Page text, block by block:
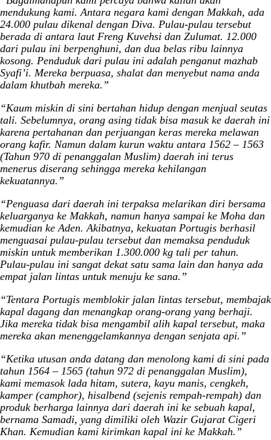
mendukung kami. Antara negara kami dengan Makkah, ada
24.000 pulau dikenal dengan Diva. Pulau-pulau tersebut
berada di antara laut Freng Kuvehsi dan Zulumat. 12.000
dari pulau ini berpenghuni, dan dua belas ribu lainnya
kosong. Penduduk dari pulau ini adalah penganut mazhab
Syafi’i. Mereka berpuasa, shalat dan menyebut nama anda
dalam khutbah mereka.”
“Kaum miskin di sini bertahan hidup dengan menjual seutas
tali. Sebelumnya, orang asing tidak bisa masuk ke daerah ini
karena pertahanan dan perjuangan keras mereka melawan
orang kafir. Namun dalam kurun waktu antara 1562 – 1563
(Tahun 970 di penanggalan Muslim) daerah ini terus
menerus diserang sehingga mereka kehilangan
kekuatannya.”
“Penguasa dari daerah ini terpaksa melarikan diri bersama
keluarganya ke Makkah, namun hanya sampai ke Moha dan
kemudian ke Aden. Akibatnya, kekuatan Portugis berhasil
menguasai pulau-pulau tersebut dan memaksa penduduk
miskin untuk memberikan 1.300.000 kg tali per tahun.
Pulau-pulau ini sangat dekat satu sama lain dan hanya ada
empat jalan lintas untuk menuju ke sana.”
“Tentara Portugis memblokir jalan lintas tersebut, membajak
kapal dagang dan menangkap orang-orang yang berhaji.
Jika mereka tidak bisa mengambil alih kapal tersebut, maka
mereka akan menenggelamkannya dengan senjata api.”
“Ketika utusan anda datang dan menolong kami di sini pada
tahun 1564 – 1565 (tahun 972 di penanggalan Muslim),
kami memasok lada hitam, sutera, kayu manis, cengkeh,
kamper (camphor), hisalbend (sejenis rempah-rempah) dan
produk berharga lainnya dari daerah ini ke sebuah kapal,
bernama Samadi, yang dimiliki oleh Wazir Gujarat Cigeri
Khan. Kemudian kami kirimkan kapal ini ke Makkah.”